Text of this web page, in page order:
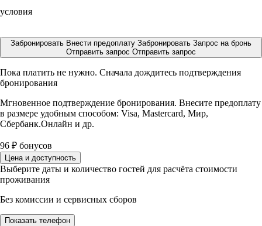
условия
Забронировать Внести предоплату Забронировать Запрос на бронь
Отправить запрос Отправить запрос
Пока платить не нужно. Сначала дождитесь подтверждения
бронирования
Мгновенное подтверждение бронирования. Внесите предоплату
в размере удобным способом: Visa, Mastercard, Мир,
Сбербанк.Онлайн и др.
96 ₽ бонусов
Цена и доступность
Выберите даты и количество гостей для расчёта стоимости
проживания
Без комиссии и сервисных сборов
Показать телефон